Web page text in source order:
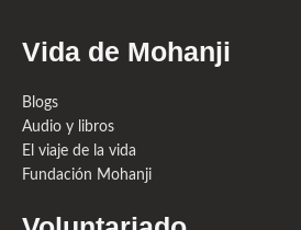
Vida de Mohanji
Blogs
Audio y libros
El viaje de la vida
Fundación Mohanji